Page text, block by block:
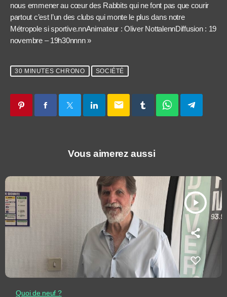
nous emmener au cœur des Rabbits qui ne font pas que courir
partout c’est l’un des clubs qui monte le plus dans notre
Métropole si sportive.nnAnimateur : Oliver NottalennDiffusion : 19
novembre – 19h30nnnn »
30 MINUTES CHRONO SOCIÉTÉ
email
Vous aimerez aussi
play_arrow
Quoi de neuf ?